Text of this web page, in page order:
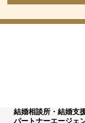
結婚相談所・結婚支
パートナーエージェ